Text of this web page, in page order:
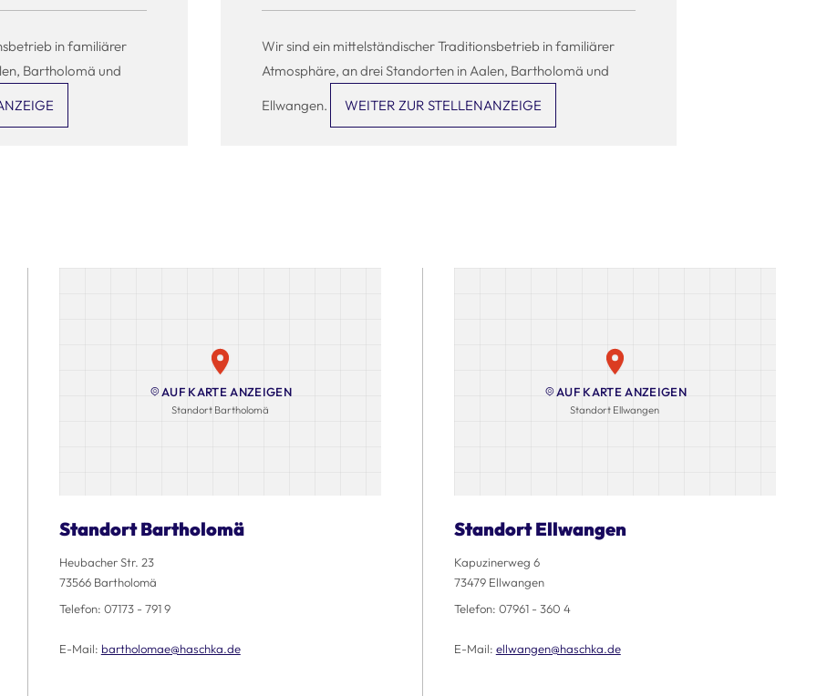
in familiärer
Bartholomä und
Wir sind ein mittelständischer Traditionsbetrieb in familiärer
Atmosphäre, an drei Standorten in Aalen, Bartholomä und
Ellwangen.
WEITER ZUR STELLENANZEIGE
AUF KARTE ANZEIGEN
Standort Bartholomä
Standort Bartholomä
Heubacher Str. 23
73566 Bartholomä
Telefon: 07173 - 791 9
E-Mail: bartholomae@haschka.de
AUF KARTE ANZEIGEN
Standort Ellwangen
Standort Ellwangen
Kapuzinerweg 6
73479 Ellwangen
Telefon: 07961 - 360 4
E-Mail: ellwangen@haschka.de